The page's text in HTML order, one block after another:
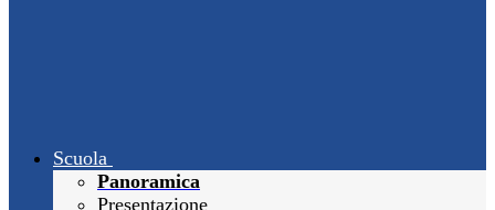
Scuola
Panoramica
Presentazione